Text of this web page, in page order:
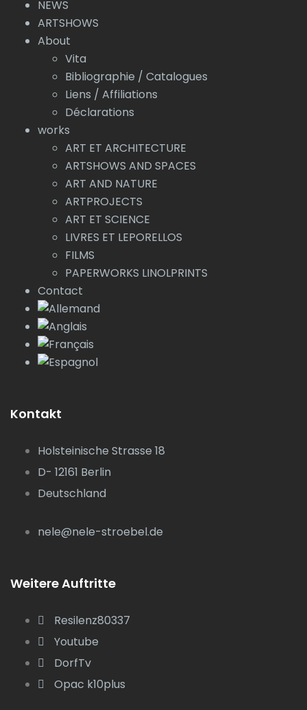
NEWS
ARTSHOWS
About
Vita
Bibliographie / Catalogues
Liens / Affiliations
Déclarations
works
ART ET ARCHITECTURE
ARTSHOWS AND SPACES
ART AND NATURE
ARTPROJECTS
ART ET SCIENCE
LIVRES ET LEPORELLOS
FILMS
PAPERWORKS LINOLPRINTS
Contact
Kontakt
Holsteinische Strasse 18
D- 12161 Berlin
Deutschland
nele@nele-stroebel.de
Weitere Auftritte
Resilenz80337
Youtube
DorfTv
Opac k10plus